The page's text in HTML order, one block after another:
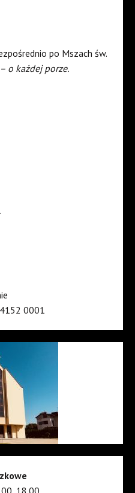
po Mszach św.
o każdej porze.
0001
18.00